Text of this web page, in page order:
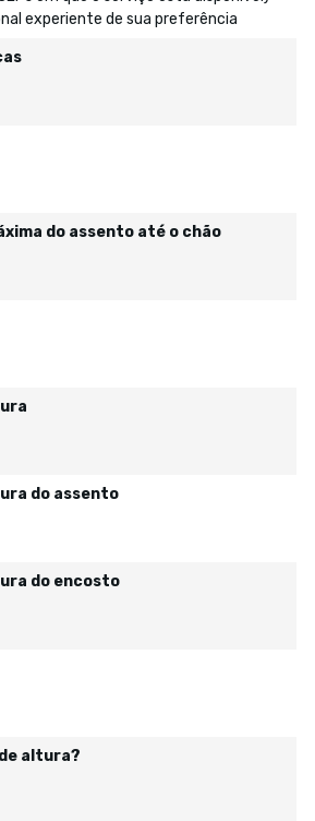
experiente de sua preferência
do assento até o chão
do assento
do encosto
altura?